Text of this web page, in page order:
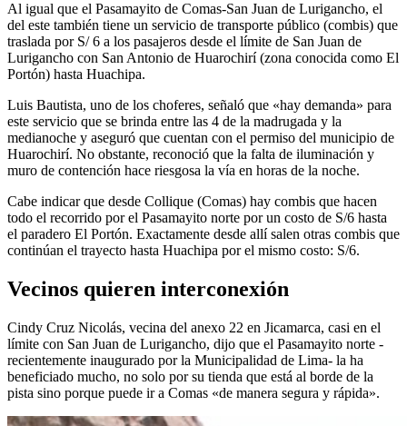
Al igual que el Pasamayito de Comas-San Juan de Lurigancho, el
del este también tiene un servicio de transporte público (combis) que
traslada por S/ 6 a los pasajeros desde el límite de San Juan de
Lurigancho con San Antonio de Huarochirí (zona conocida como El
Portón) hasta Huachipa.
Luis Bautista, uno de los choferes, señaló que «hay demanda» para
este servicio que se brinda entre las 4 de la madrugada y la
medianoche y aseguró que cuentan con el permiso del municipio de
Huarochirí. No obstante, reconoció que la falta de iluminación y
muro de contención hace riesgosa la vía en horas de la noche.
Cabe indicar que desde Collique (Comas) hay combis que hacen
todo el recorrido por el Pasamayito norte por un costo de S/6 hasta
el paradero El Portón. Exactamente desde allí salen otras combis que
continúan el trayecto hasta Huachipa por el mismo costo: S/6.
Vecinos quieren interconexión
Cindy Cruz Nicolás, vecina del anexo 22 en Jicamarca, casi en el
límite con San Juan de Lurigancho, dijo que el Pasamayito norte -
recientemente inaugurado por la Municipalidad de Lima- la ha
beneficiado mucho, no solo por su tienda que está al borde de la
pista sino porque puede ir a Comas «de manera segura y rápida».